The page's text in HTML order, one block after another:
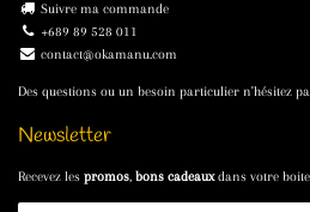
Suivre ma commande
+689 89 528 011
contact@okamanu.com
Des questions ou un besoin particulier n'hésitez
Newsletter
Recevez les promos, bons cadeauxdans votre